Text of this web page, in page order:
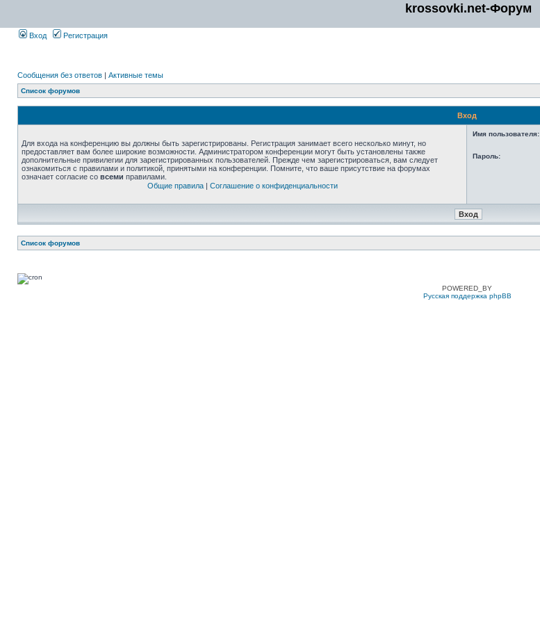
krossovki.net-Форум
Вход Регистрация
Сообщения без ответов | Активные темы
Список форумов
Вход
Для входа на конференцию вы должны быть зарегистрированы. Регистрация занимает всего несколько минут, но
предоставляет вам более широкие возможности. Администратором конференции могут быть установлены также
дополнительные привилегии для зарегистрированных пользователей. Прежде чем зарегистрироваться, вам следует
ознакомиться с правилами и политикой, принятыми на конференции. Помните, что ваше присутствие на форумах
означает согласие со всеми правилами.
Общие правила| Соглашение о конфиденциальности
Имя пользователя:
Пароль:
Список форумов
POWERED_BY
Русская поддержка phpBB